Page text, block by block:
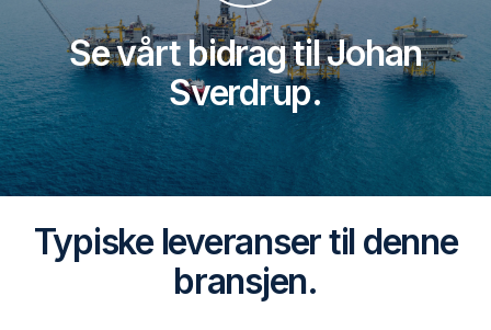
Se vårt bidrag til Johan
Sverdrup.
Typiske leveranser til denne
bransjen.